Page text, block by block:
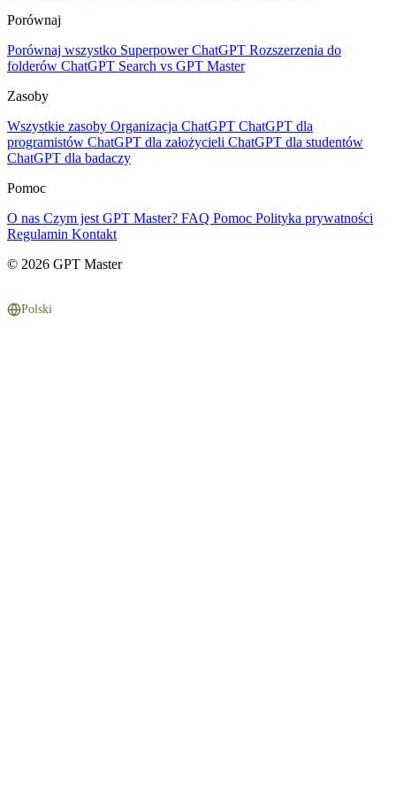
Porównaj
Porównaj wszystko Superpower ChatGPT Rozszerzenia do
folderów ChatGPT Search vs GPT Master
Zasoby
Wszystkie zasoby Organizacja ChatGPT ChatGPT dla
programistów ChatGPT dla założycieli ChatGPT dla studentów
ChatGPT dla badaczy
Pomoc
O nas Czym jest GPT Master? FAQ Pomoc Polityka prywatności
Regulamin Kontakt
© 2026 GPT Master
Polski